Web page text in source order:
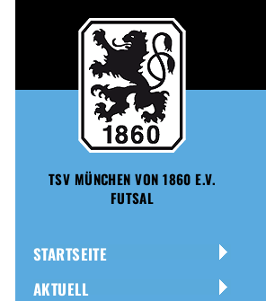
TSV MÜNCHEN VON 1860 E.V.
FUTSAL
STARTSEITE
AKTUELL